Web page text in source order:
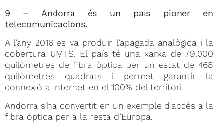
9 – Andorra és un país pioner en
telecomunicacions.
A l’any 2016 es va produir l’apagada analògica i la
cobertura UMTS. El país té una xarxa de 79.000
quilòmetres de fibra òptica per un estat de 468
quilòmetres quadrats i permet garantir la
connexió a internet en el 100% del territori.
Andorra s’ha convertit en un exemple d’accés a la
fibra òptica per a la resta d’Europa.